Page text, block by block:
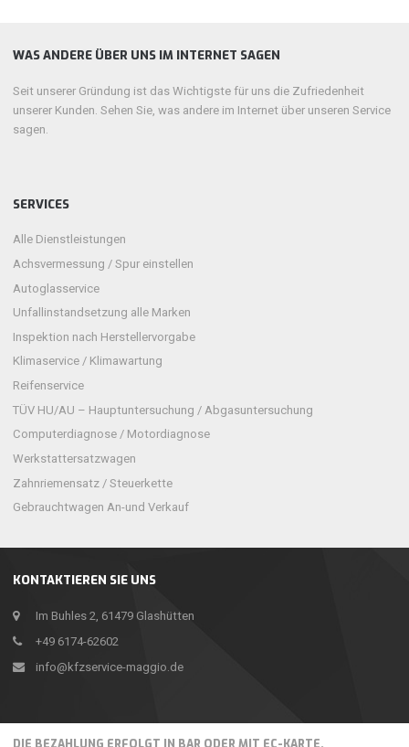
KONTAKTIEREN SIE UNS
Im Buhles 2, 61479 Glashütten
+49 6174-62602
info@kfzservice-maggio.de
WAS ANDERE ÜBER UNS IM INTERNET SAGEN
Seit unserer Gründung ist das Wichtigste für uns die Zufriedenheit
unserer Kunden. Sehen Sie, was andere im Internet über unseren Service
sagen.
SERVICES
Alle Dienstleistungen
Achsvermessung / Spur einstellen
Autoglasservice
Unfallinstandsetzung alle Marken
Inspektion nach Herstellervorgabe
Klimaservice / Klimawartung
Reifenservice
TÜV HU/AU – Hauptuntersuchung / Abgasuntersuchung
Computerdiagnose / Motordiagnose
Werkstattersatzwagen
Zahnriemensatz / Steuerkette
Gebrauchtwagen An-und Verkauf
DIE BEZAHLUNG ERFOLGT IN BAR ODER MIT EC-KARTE.